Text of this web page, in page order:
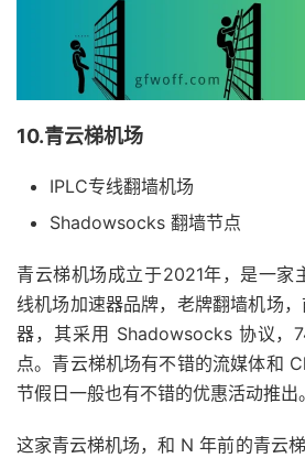
10.青云梯机场
IPLC专线翻墙机场
Shadowsocks 翻墙节点
青云梯机场成立于2021年，是一家
线机场加速器品牌，老牌翻墙机场
器，其采用 Shadowsocks 协议，
点。青云梯机场有不错的流媒体和
节假日一般也有不错的优惠活动推出。
这家青云梯机场，和 N 年前的青云